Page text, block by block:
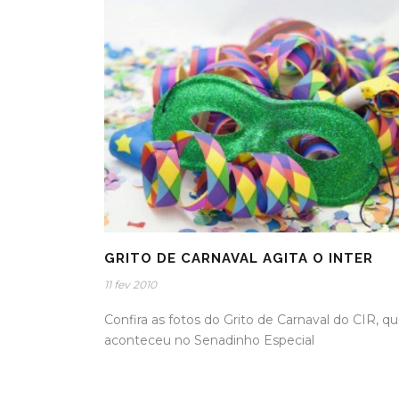
GRITO DE CARNAVAL AGITA O INTER
11 fev 2010
Confira as fotos do Grito de Carnaval do CIR,
aconteceu no Senadinho Especial